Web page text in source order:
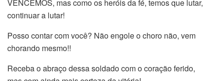
VENCEMOS, mas como os heróis da fé, temos que lutar,
continuar a lutar!
Posso contar com você? Não engole o choro não, vem
chorando mesmo!!
Receba o abraço dessa soldado com o coração ferido,